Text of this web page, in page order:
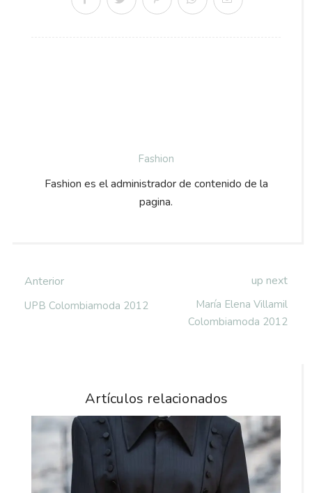
Fashion
Fashion es el administrador de contenido de la
pagina.
Anterior
UPB Colombiamoda 2012
up next
María Elena Villamil
Colombiamoda 2012
Artículos relacionados